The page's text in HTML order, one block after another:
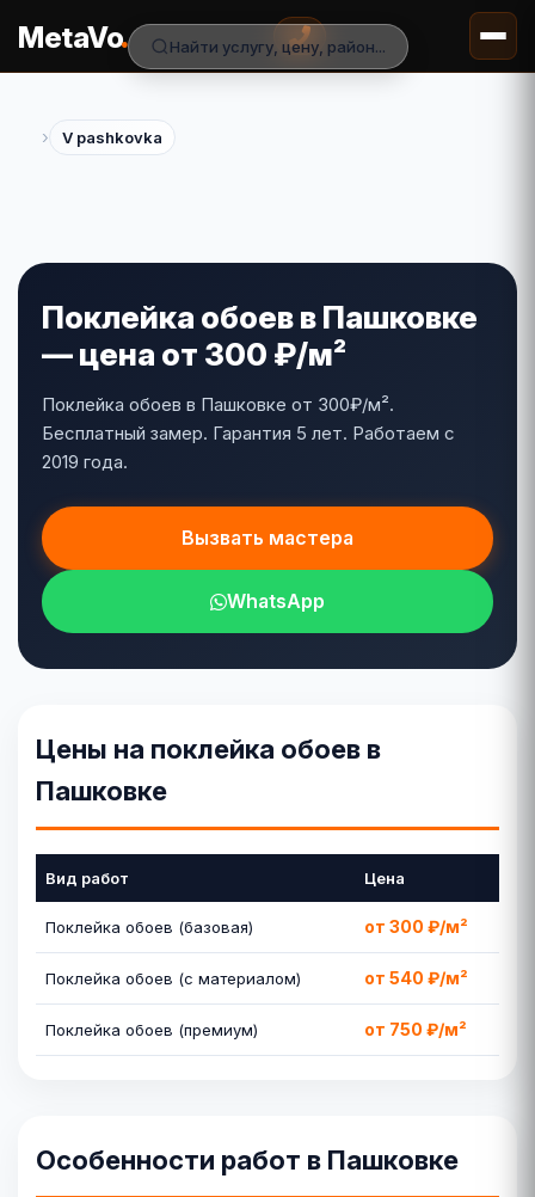
MetaVo.
› V pashkovka
Поклейка обоев в Пашковке
— цена от 300 ₽/м²
Поклейка обоев в Пашковке от 300₽/м².
Бесплатный замер. Гарантия 5 лет. Работаем с
2019 года.
Вызвать мастера
WhatsApp
Цены на поклейка обоев в
Пашковке
Вид работ Цена
Поклейка обоев (базовая) от 300 ₽/м²
Поклейка обоев (с материалом) от 540 ₽/м²
Поклейка обоев (премиум) от 750 ₽/м²
Особенности работ в Пашковке
Найти услугу, цену, район...